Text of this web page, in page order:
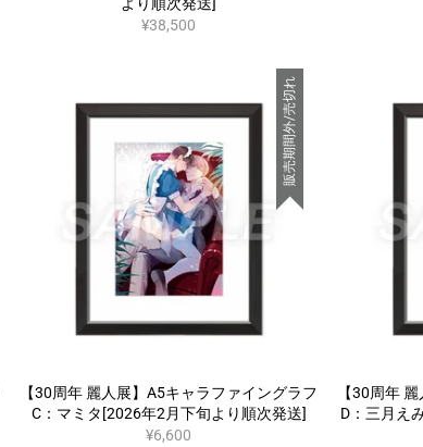
¥38,500
販売期間外/売切れ
【30周年 麗人展】A5キャラファイングラフ
C：マミタ[2026年2月下旬より順次発送]
¥6,600
【30周年
D：三月え